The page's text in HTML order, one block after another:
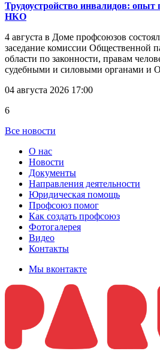
Трудоустройство инвалидов: опыт
НКО
4 августа в Доме профсоюзов
заседание комиссии Общественной
области по законности, правам
судебными и силовыми органами и
04 августа 2026 17:00
6
Все новости
О нас
Новости
Документы
Направления деятельности
Юридическая помощь
Профсоюз помог
Как создать профсоюз
Фотогалерея
Видео
Контакты
Мы вконтакте